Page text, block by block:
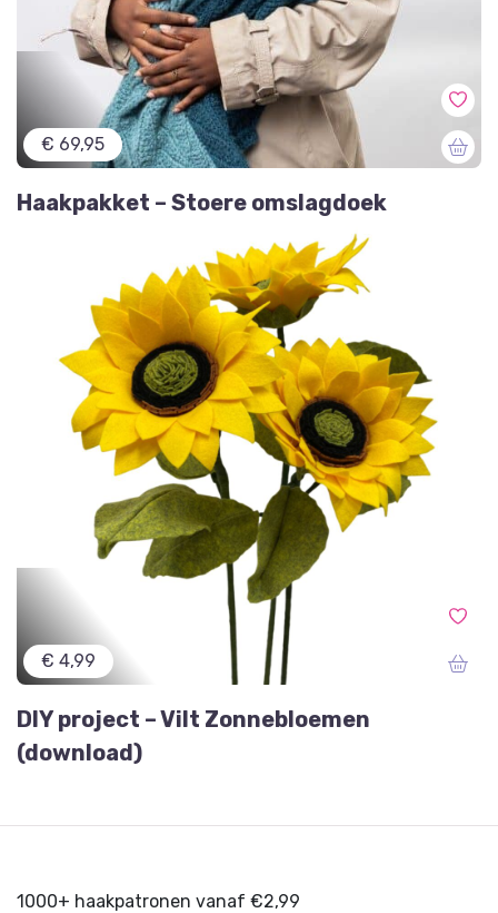
€ 69,95
Haakpakket – Stoere omslagdoek
€ 4,99
DIY project – Vilt Zonnebloemen
(download)
1000+ haakpatronen vanaf €2,99